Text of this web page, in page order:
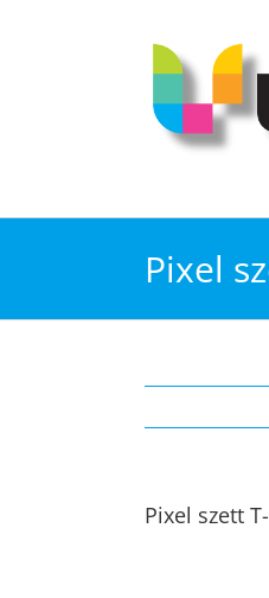
Pixel
Pixel szett